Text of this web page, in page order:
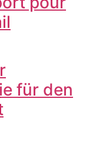
für den